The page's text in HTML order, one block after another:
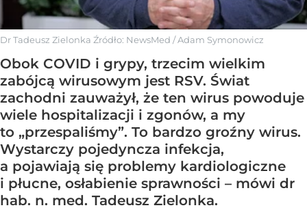
Dr Tadeusz Zielonka Źródło: NewsMed /Adam Symonowicz
Obok COVID i grypy, trzecim wielkim
zabójcą wirusowym jest RSV. Świat
zachodni zauważył, że ten wirus powoduje
wiele hospitalizacji i zgonów, a my
to „przespaliśmy”. To bardzo groźny wirus.
Wystarczy pojedyncza infekcja,
a pojawiają się problemy kardiologiczne
i płucne, osłabienie sprawności – mówi dr
hab. n. med. Tadeusz Zielonka.